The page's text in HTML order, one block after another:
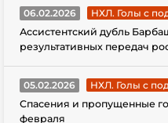
06.02.2026
НХЛ. Голы с
Ассистентский дубль
результативных передач
05.02.2026
НХЛ. Голы с
Спасения и пропущенные
февраля